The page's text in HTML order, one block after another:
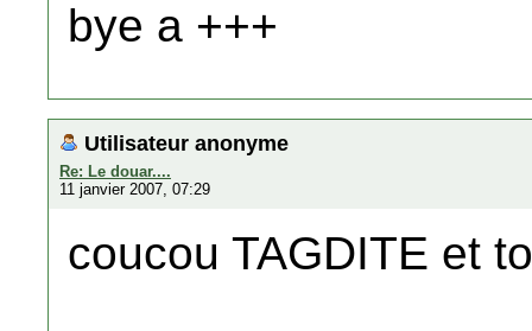
bye a +++
Utilisateur anonyme
Re: Le douar....
11 janvier 2007, 07:29
coucou TAGDITE et